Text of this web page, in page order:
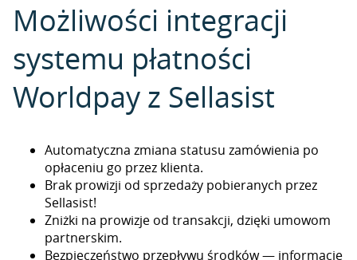
Możliwości integracji
systemu płatności
Worldpay z Sellasist
Automatyczna zmiana statusu zamówienia po
opłaceniu go przez klienta.
Brak prowizji od sprzedaży pobieranych przez
Sellasist!
Zniżki na prowizje od transakcji, dzięki umowom
partnerskim.
Bezpieczeństwo przepływu środków — informacje